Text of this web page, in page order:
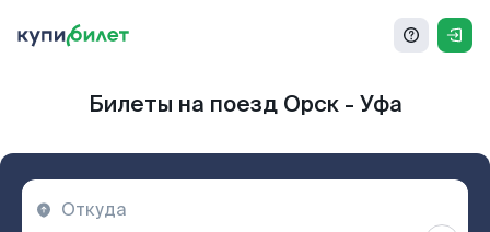
Билеты на поезд Орск - Уфа